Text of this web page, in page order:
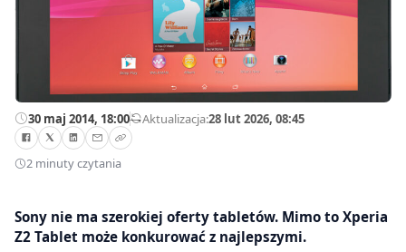
30 maj 2014, 18:00—Aktualizacja:28 lut 2026, 08:45
2 minuty czytania
Sony nie ma szerokiej oferty tabletów. Mimo to Xperia
Z2 Tablet może konkurować z najlepszymi.